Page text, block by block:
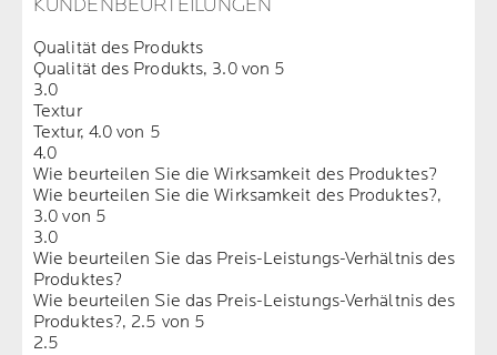
KUNDENBEURTEILUNGEN
Qualität des Produkts
Qualität des Produkts, 3.0 von 5
3.0
Textur
Textur, 4.0 von 5
4.0
Wie beurteilen Sie die Wirksamkeit des Produktes?
Wie beurteilen Sie die Wirksamkeit des Produktes?,
3.0 von 5
3.0
Wie beurteilen Sie das Preis-Leistungs-Verhältnis des
Produktes?
Wie beurteilen Sie das Preis-Leistungs-Verhältnis des
Produktes?, 2.5 von 5
2.5